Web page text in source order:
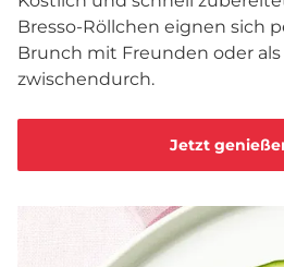
Bresso-Röllchen eignen sich
Brunch mit Freunden oder
zwischendurch.
Jetzt